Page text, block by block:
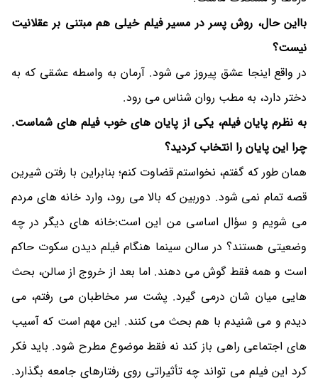
بااین حال، روش پسر در مسیر فیلم خیلی هم مبتنی بر عقلانیت
نیست؟
در واقع اینجا عشق پیروز می شود. آرمان به واسطه عشقی که به
دختر دارد، به مطب روان شناس می رود.
به نظرم پایان فیلم، یکی از پایان های خوب فیلم های شماست.
چرا این پایان را انتخاب کردید؟
همان طور که گفتم، نخواستم قضاوت کنم؛ بنابراین با رفتن شیرین
قصه تمام نمی شود. دوربین که بالا می رود، وارد خانه های مردم
می شویم و سؤال اساسی من این است:خانه های دیگر در چه
وضعیتی هستند؟ در سالن سینما هنگام فیلم دیدن سکوت حاکم
است و همه فقط گوش می دهند. اما بعد از خروج از سالن، بحث
هایی میان شان درمی گیرد. پشت سر مخاطبان می رفتم، می
دیدم و می شنیدم با هم بحث می کنند. این مهم است که آسیب
های اجتماعی راهی باز کند نه فقط موضوع مطرح شود. باید فکر
کرد این فیلم می تواند چه تأثیراتی روی رفتارهای جامعه بگذارد.